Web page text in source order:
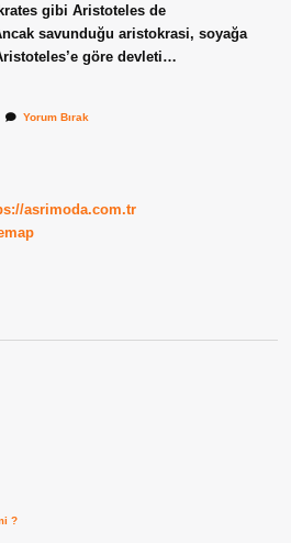
gibi Aristoteles de
savunduğu aristokrasi, soyağa
göre devleti…
Yorum Bırak
asrimoda.com.tr
?